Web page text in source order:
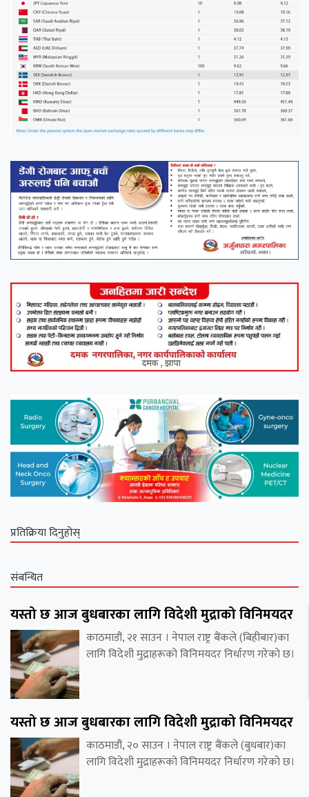
प्रतिक्रिया दिनुहोस्
संबन्धित
यस्तो छ आज बुधबारका लागि विदेशी मुद्राको विनिमयदर
काठमाडौं, २१ साउन । नेपाल राष्ट्र बैंकले (बिहीबार)का
लागि विदेशी मुद्राहरूको विनिमयदर निर्धारण गरेको छ।
यस्तो छ आज बुधबारका लागि विदेशी मुद्राको विनिमयदर
काठमाडौं, २० साउन । नेपाल राष्ट्र बैंकले (बुधबार)का
लागि विदेशी मुद्राहरूको विनिमयदर निर्धारण गरेको छ।